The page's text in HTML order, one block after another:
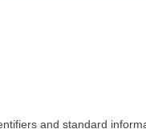
and standard